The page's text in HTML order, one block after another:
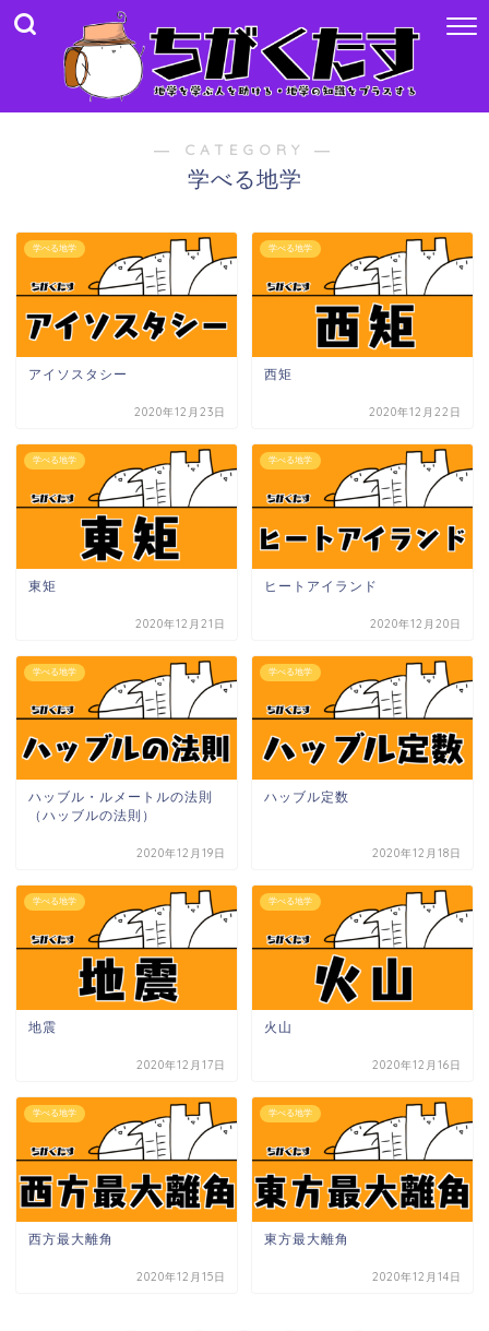
― CATEGORY ―
学べる地学
学べる地学
アイソスタシー
2020年12月23日
学べる地学
西矩
2020年12月22日
学べる地学
東矩
2020年12月21日
学べる地学
ヒートアイランド
2020年12月20日
学べる地学
ハッブル・ルメートルの法則
（ハッブルの法則）
2020年12月19日
学べる地学
ハッブル定数
2020年12月18日
学べる地学
地震
2020年12月17日
学べる地学
火山
2020年12月16日
学べる地学
西方最大離角
2020年12月15日
学べる地学
東方最大離角
2020年12月14日